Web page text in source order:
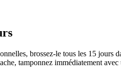
brossez-le tous les 15
tamponnez immédiatement